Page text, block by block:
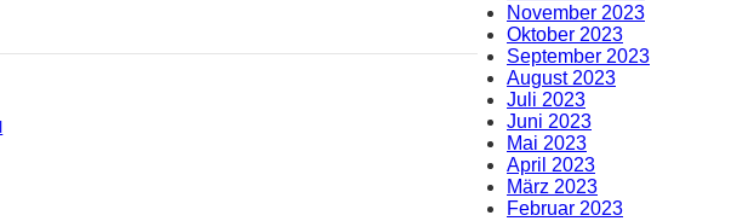
November 2023
Oktober 2023
September 2023
August 2023
Juli 2023
Juni 2023
Mai 2023
April 2023
März 2023
Februar 2023